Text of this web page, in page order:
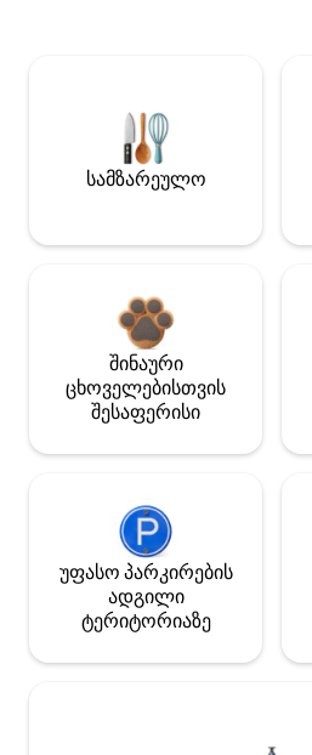
სამზარეულო
შინაური
ცხოველებისთვის
შესაფერისი
უფასო პარკირების
ადგილი
ტერიტორიაზე